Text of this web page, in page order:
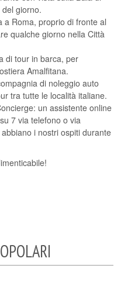
giorno.
a Roma, proprio di fronte al
qualche giorno nella Città
di tour in barca, per
Amalfitana.
di noleggio auto
tra tutte le località italiane.
: un assistente online
7 via telefono o via
i nostri ospiti durante